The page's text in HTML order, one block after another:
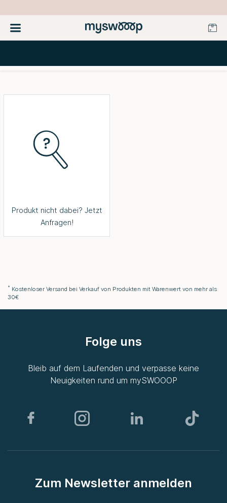
Produkt nicht dabei? Jetzt
Anfragen!
* Kostenloser Versand bei Verkauf von Produkten mit Warenwert von mehr als
30€
Folge uns
Bleib auf dem Laufenden und verpasse keine
Neuigkeiten rund um mySWOOOP
Zum Newsletter anmelden